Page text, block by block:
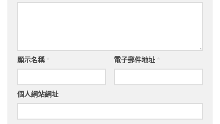
顯示名稱 電子郵件地址
個人網站網址